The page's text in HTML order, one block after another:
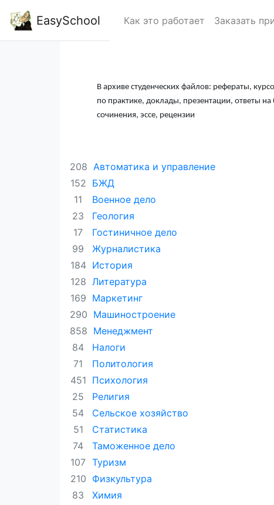
EasySchool Как это работает Заказать
В архиве студенческих файлов: рефераты,
по практике, доклады, презентации, ответы
сочинения, эссе, рецензии
208 Автоматика и управление
152 БЖД
11
Военное дело
23
Геология
17
Гостиничное дело
99
Журналистика
184 История
128 Литература
169 Маркетинг
290 Машиностроение
858 Менеджмент
84
Налоги
71
Политология
451 Психология
25
Религия
54
Сельское хозяйство
51
Статистика
74
Таможенное дело
107 Туризм
210 Физкультура
83
Химия